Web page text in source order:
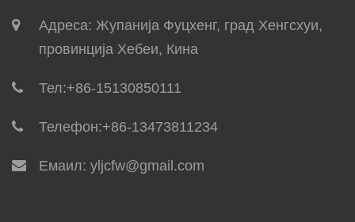
Адреса: Жупанија Фуцхенг, град Хенгсхуи,
провинција Хебеи, Кина
Тел:+86-15130850111
Телефон:+86-13473811234
Емаил: yljcfw@gmail.com